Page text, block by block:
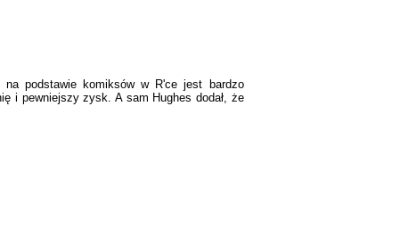
podstawie komiksów w R'ce jest bardzo
i pewniejszy zysk. A sam Hughes dodał, że